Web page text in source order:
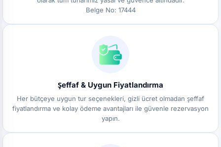
Katılımcıların bu bilgilerini okudukları ve kabul ettikleri
Belge No: 17444
Şeffaf & Uygun Fiyatlandırma
Her bütçeye uygun tur seçenekleri, gizli ücret olmadan şeffaf
fiyatlandırma ve kolay ödeme avantajları ile güvenle rezervasyon
yapın.